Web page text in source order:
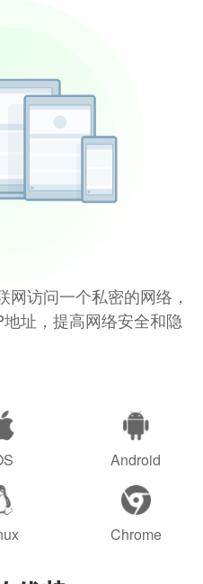
访问一个私密的网络，
址，提高网络安全和隐
Android
Chrome